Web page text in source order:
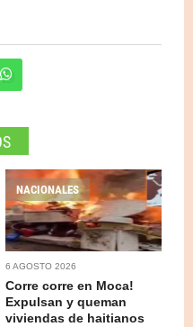
NACIONALES
6 AGOSTO 2026
Corre corre en Moca!
Expulsan y queman
viviendas de haitianos